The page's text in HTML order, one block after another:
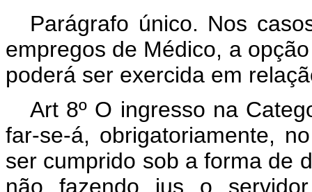
Parágrafo único. Nos
empregos de Médico, a
poderá ser exercida em
Art 8º O ingresso na
far-se-á, obrigatoriamente,
ser cumprido sob a forma de
não fazendo jus o